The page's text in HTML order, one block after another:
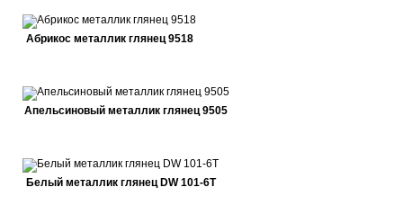
Абрикос металлик глянец 9518
Апельсиновый металлик глянец 9505
Белый металлик глянец DW 101-6T